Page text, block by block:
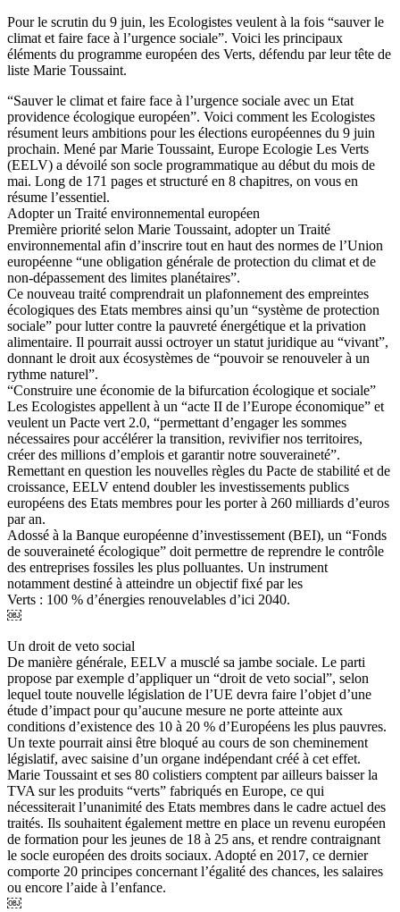
Pour le scrutin du 9 juin, les Ecologistes veulent à la fois “sauver le
climat et faire face à l’urgence sociale”. Voici les principaux
éléments du programme européen des Verts, défendu par leur tête de
liste Marie Toussaint.
“Sauver le climat et faire face à l’urgence sociale avec un Etat
providence écologique européen”. Voici comment les Ecologistes
résument leurs ambitions pour les élections européennes du 9 juin
prochain. Mené par Marie Toussaint, Europe Ecologie Les Verts
(EELV) a dévoilé son socle programmatique au début du mois de
mai. Long de 171 pages et structuré en 8 chapitres, on vous en
résume l’essentiel.
Adopter un Traité environnemental européen
Première priorité selon Marie Toussaint, adopter un Traité
environnemental afin d’inscrire tout en haut des normes de l’Union
européenne “une obligation générale de protection du climat et de
non-dépassement des limites planétaires”.
Ce nouveau traité comprendrait un plafonnement des empreintes
écologiques des Etats membres ainsi qu’un “système de protection
sociale” pour lutter contre la pauvreté énergétique et la privation
alimentaire. Il pourrait aussi octroyer un statut juridique au “vivant”,
donnant le droit aux écosystèmes de “pouvoir se renouveler à un
rythme naturel”.
“Construire une économie de la bifurcation écologique et sociale”
Les Ecologistes appellent à un “acte II de l’Europe économique” et
veulent un Pacte vert 2.0, “permettant d’engager les sommes
nécessaires pour accélérer la transition, revivifier nos territoires,
créer des millions d’emplois et garantir notre souveraineté”.
Remettant en question les nouvelles règles du Pacte de stabilité et de
croissance, EELV entend doubler les investissements publics
européens des Etats membres pour les porter à 260 milliards d’euros
par an.
Adossé à la Banque européenne d’investissement (BEI), un “Fonds
de souveraineté écologique” doit permettre de reprendre le contrôle
des entreprises fossiles les plus polluantes. Un instrument
notamment destiné à atteindre un objectif fixé par les
Verts : 100 % d’énergies renouvelables d’ici 2040.
￼
Un droit de veto social
De manière générale, EELV a musclé sa jambe sociale. Le parti
propose par exemple d’appliquer un “droit de veto social”, selon
lequel toute nouvelle législation de l’UE devra faire l’objet d’une
étude d’impact pour qu’aucune mesure ne porte atteinte aux
conditions d’existence des 10 à 20 % d’Européens les plus pauvres.
Un texte pourrait ainsi être bloqué au cours de son cheminement
législatif, avec saisine d’un organe indépendant créé à cet effet.
Marie Toussaint et ses 80 colistiers comptent par ailleurs baisser la
TVA sur les produits “verts” fabriqués en Europe, ce qui
nécessiterait l’unanimité des Etats membres dans le cadre actuel des
traités. Ils souhaitent également mettre en place un revenu européen
de formation pour les jeunes de 18 à 25 ans, et rendre contraignant
le socle européen des droits sociaux. Adopté en 2017, ce dernier
comporte 20 principes concernant l’égalité des chances, les salaires
ou encore l’aide à l’enfance.
￼